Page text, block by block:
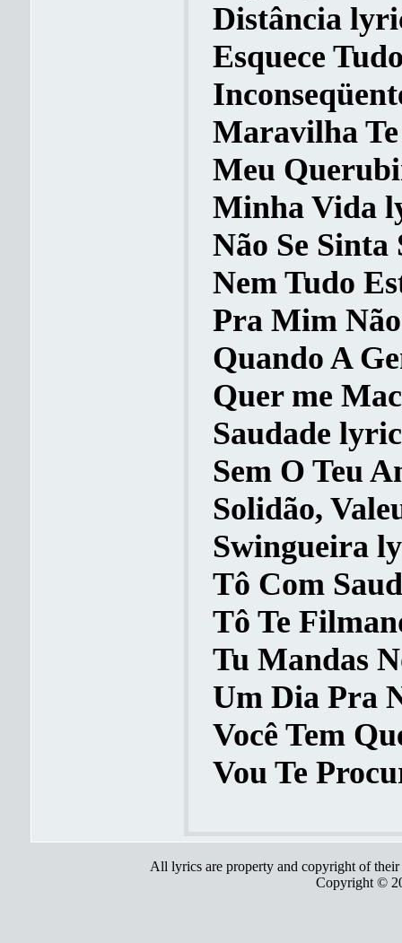
Distância
Esquece
Maravilha
Meu
Minha Vida
Não Se Sinta
Nem Tudo
Pra Mim
Quando A
Quer me
Saudade
Sem O Teu
Solidão,
Swingueira
Tô Com
Tô Te
Tu Mandas
Um Dia Pra
Você Tem
Vou Te
All lyrics are property and copyright of
Copyright ©